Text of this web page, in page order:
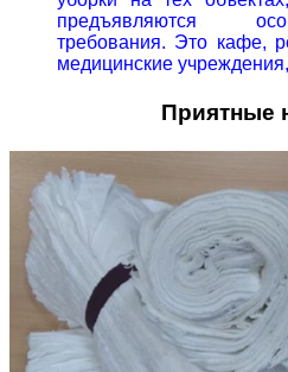
предъявляются
требования. Это кафе,
медицинские
Приятные